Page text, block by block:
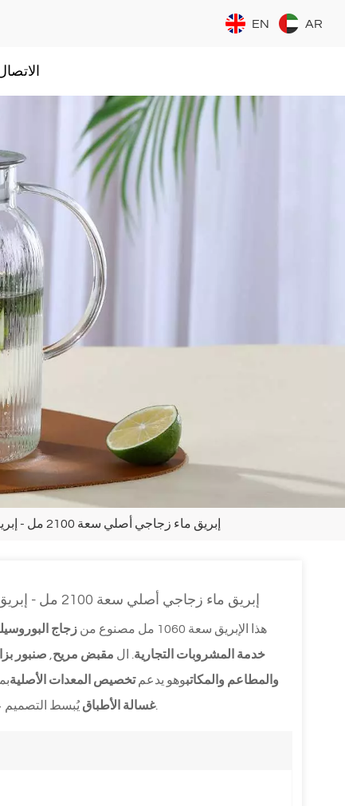
EN AR
إبريق ماء زجاجي أصلي سعة 2100 مل - إبريق متين من زجاج البوروسيليكات للشاي والعصير والحليب
إبريق ماء زجاجي أصلي سعة 2100 مل - إبريق متين من زجاج البوروسيليكات للشاي والعصير والحليب
هذا الإبريق سعة 1060 مل مصنوع من زجاج
خدمة المشروبات التجارية . ال مقبض مريح صنبور
والمطاعم والمكاتبوهو يدعمتخصيص المعدات الأصلية
غسالة الأطباقيُبسط التصميم عملية التنظيف، مما يجعله خيارًا موثوقًا للاستخدام بكميات كبيرة.